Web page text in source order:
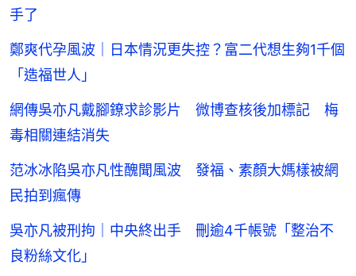
手了
鄭爽代孕風波｜日本情況更失控？富二代想生夠1千個
「造福世人」
網傳吳亦凡戴腳鐐求診影片 微博查核後加標記 梅
毒相關連結消失
范冰冰陷吳亦凡性醜聞風波 發福、素顏大媽樣被網
民拍到瘋傳
吳亦凡被刑拘｜中央終出手 刪逾4千帳號「整治不
良粉絲文化」